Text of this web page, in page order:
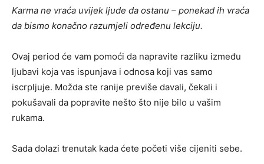
Karma ne vraća uvijek ljude da ostanu – ponekad ih vraća
da bismo konačno razumjeli određenu lekciju.
Ovaj period će vam pomoći da napravite razliku između
ljubavi koja vas ispunjava i odnosa koji vas samo
iscrpljuje. Možda ste ranije previše davali, čekali i
pokušavali da popravite nešto što nije bilo u vašim
rukama.
Sada dolazi trenutak kada ćete početi više cijeniti sebe.